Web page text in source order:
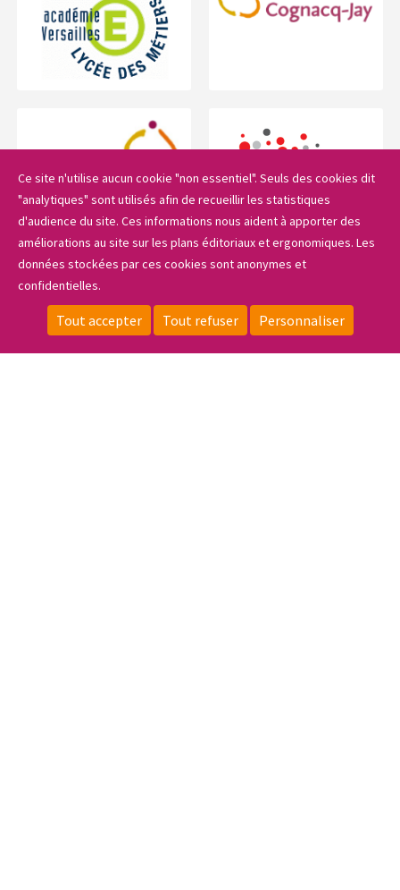
Sidebar_menu
CONTACT LOCALISATION ESPACE PRIVÉ FAIRE UN DON
Ce site n'utilise aucun cookie "non essentiel". Seuls des cookies dit
"analytiques" sont utilisés afin de recueillir les statistiques
d'audience du site. Ces informations nous aident à apporter des
améliorations au site sur les plans éditoriaux et ergonomiques. Les
données stockées par ces cookies sont anonymes et
confidentielles.
Tout accepter Tout refuser Personnaliser